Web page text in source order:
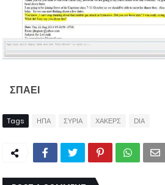
ΣΠΑΕΙ
Tags ΗΠΑ ΣΥΡΙΑ ΧΑΚΕΡΣ DIA